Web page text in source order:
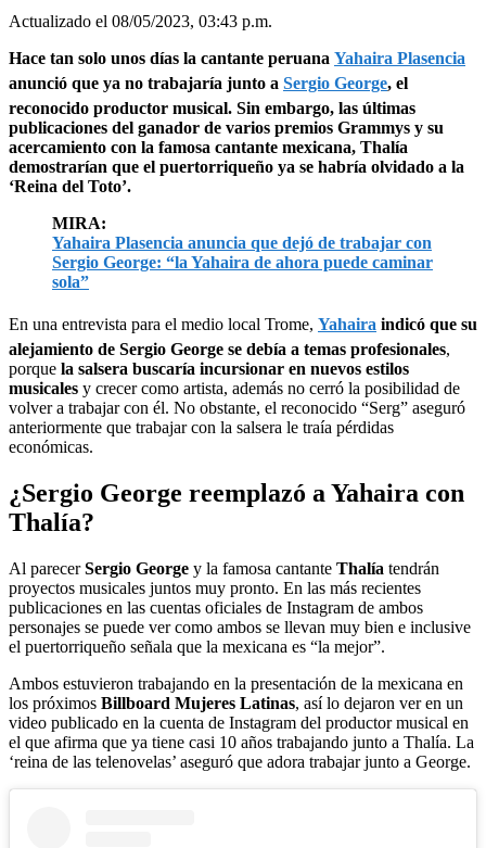
Actualizado el 08/05/2023, 03:43 p.m.
Hace tan solo unos días la cantante peruana Yahaira Plasencia
anunció que ya no trabajaría junto a Sergio George, el
reconocido productor musical. Sin embargo, las últimas
publicaciones del ganador de varios premios Grammys y su
acercamiento con la famosa cantante mexicana, Thalía
demostrarían que el puertorriqueño ya se habría olvidado a la
‘Reina del Toto’.
MIRA:
Yahaira Plasencia anuncia que dejó de trabajar con
Sergio George: “la Yahaira de ahora puede caminar
sola”
En una entrevista para el medio local Trome, Yahaira indicó que su
alejamiento de Sergio George se debía a temas profesionales,
porque la salsera buscaría incursionar en nuevos estilos
musicales y crecer como artista, además no cerró la posibilidad de
volver a trabajar con él. No obstante, el reconocido “Serg” aseguró
anteriormente que trabajar con la salsera le traía pérdidas
económicas.
¿Sergio George reemplazó a Yahaira con
Thalía?
Al parecerSergio George y la famosa cantante Thalía tendrán
proyectos musicales juntos muy pronto. En las más recientes
publicaciones en las cuentas oficiales de Instagram de ambos
personajes se puede ver como ambos se llevan muy bien e inclusive
el puertorriqueño señala que la mexicana es “la mejor”.
Ambos estuvieron trabajando en la presentación de la mexicana en
los próximos Billboard Mujeres Latinas, así lo dejaron ver en un
video publicado en la cuenta de Instagram del productor musical en
el que afirma que ya tiene casi 10 años trabajando junto a Thalía. La
‘reina de las telenovelas’ aseguró que adora trabajar junto a George.